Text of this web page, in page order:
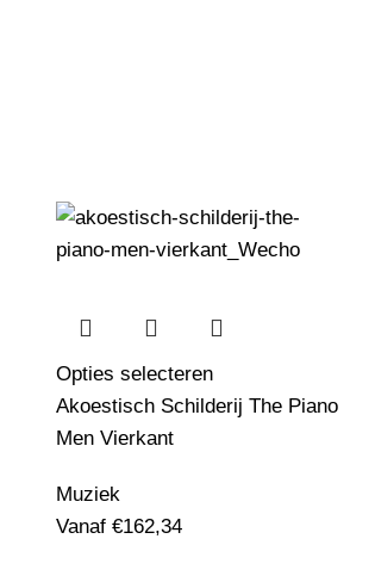
Opties selecteren
Akoestisch Schilderij The Piano
Men Vierkant
Muziek
Vanaf€162,34